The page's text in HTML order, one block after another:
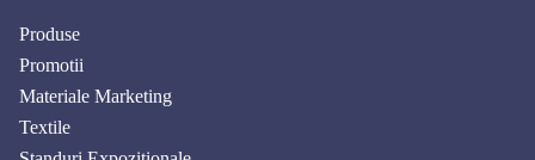
Produse
Promotii
Materiale Marketing
Textile